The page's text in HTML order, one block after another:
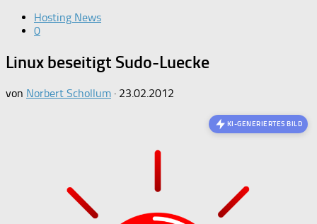
Hosting News
0
Linux beseitigt Sudo-Luecke
von Norbert Schollum · 23.02.2012
KI-GENERIERTES BILD